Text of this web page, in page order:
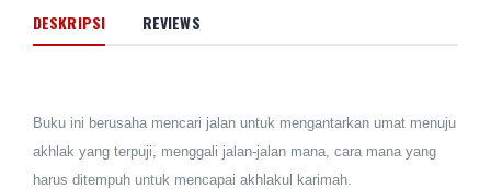
DESKRIPSI REVIEWS
Buku ini berusaha mencari jalan untuk mengantarkan umat menuju
akhlak yang terpuji, menggali jalan-jalan mana, cara mana yang
harus ditempuh untuk mencapai akhlakul karimah.